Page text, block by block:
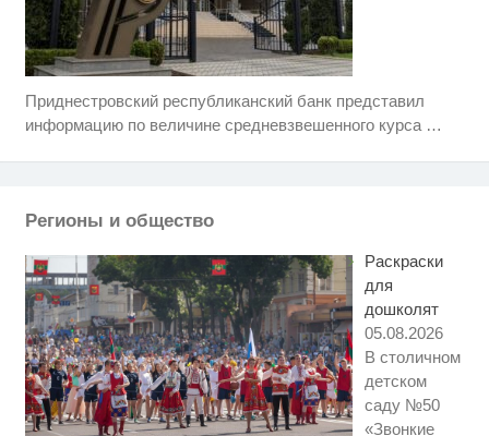
Приднестровский республиканский банк представил
информацию по величине средневзвешенного курса …
Регионы и общество
Раскраски
для
дошколят
05.08.2026
В столичном
детском
саду №50
«Звонкие
i
Ролик длится несколько секунд,
Королева вагона отожгла! Видео
Ржу не переставая, это видео